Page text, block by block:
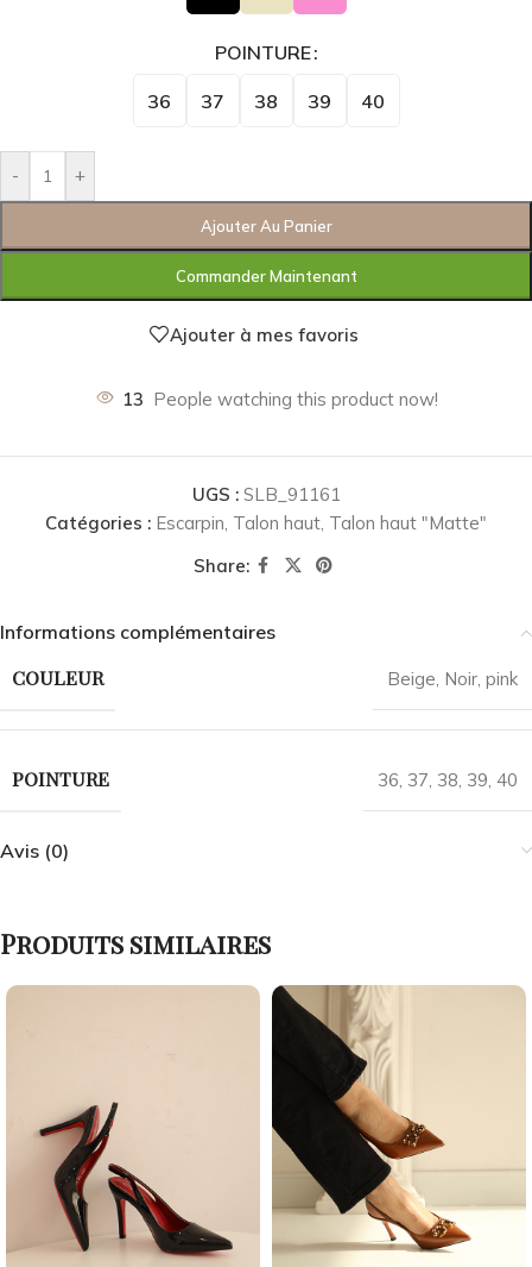
POINTURE
36 37 38 39 40
- +
Ajouter Au Panier
Commander Maintenant
Ajouter à mes favoris
13 People watching this product now!
UGS : SLB_91161
Catégories : Escarpin, Talon haut, Talon haut "Matte"
Share:
Informations complémentaires
COULEUR Beige, Noir, pink
POINTURE 36, 37, 38, 39, 40
Avis (0)
Produits similaires